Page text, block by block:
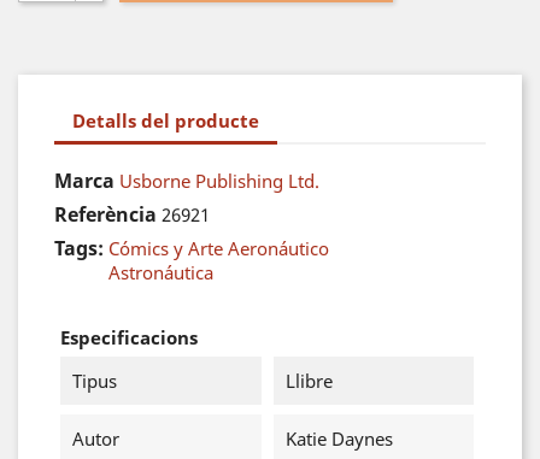
Detalls del producte
Marca Usborne Publishing Ltd.
Referència 26921
Tags: Cómics y Arte Aeronáutico
Astronáutica
Especificacions
Tipus
Llibre
Autor Katie Daynes